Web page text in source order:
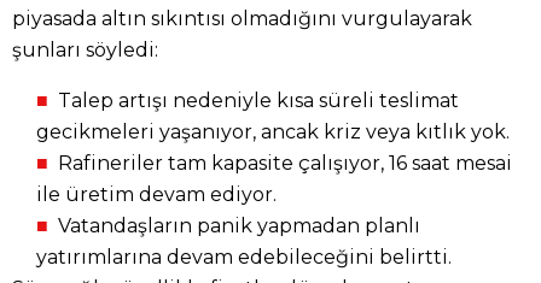
piyasada altın sıkıntısı olmadığını vurgulayarak
şunları söyledi:
Talep artışı nedeniyle kısa süreli teslimat
gecikmeleri yaşanıyor, ancak kriz veya kıtlık yok.
Rafineriler tam kapasite çalışıyor, 16 saat mesai
ile üretim devam ediyor.
Vatandaşların panik yapmadan planlı
yatırımlarına devam edebileceğini belirtti.